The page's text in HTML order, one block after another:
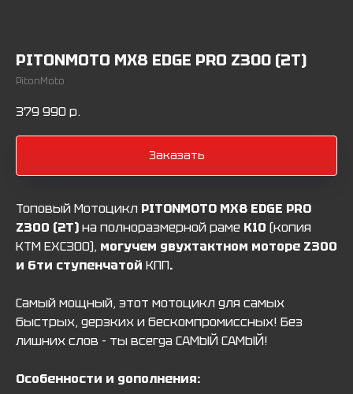
PITONMOTO MX8 EDGE PRO Z300 (2T)
PitonMoto
379 990р.
Заказать
Топовый Мотоцикл PITONMOTO MX8 EDGE PRO
Z300 (2T)на полноразмерной раме К10 (копия
КТМ ЕХС300), могучем двухтактном моторе Z300
и 6ти ступенчатой КПП.
Самый мощный, этот мотоцикл для самых
быстрых, дерзких и бескомпромиссных! Без
лишних слов - ты всегда САМЫЙ САМЫЙ!
Особенности и дополнения: